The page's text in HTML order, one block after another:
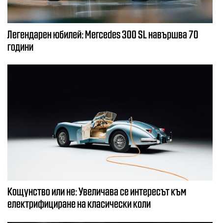
Легендарен юбилей: Mercedes 300 SL навършва 70
години
Кощунство или не: Увеличава се интересът към
електрифициране на класически коли